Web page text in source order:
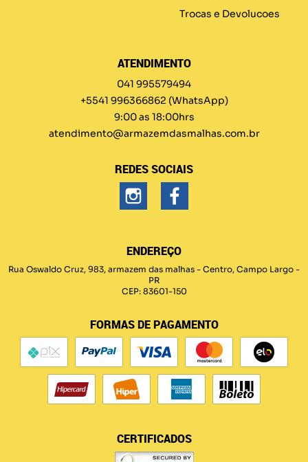
Trocas e Devolucoes
ATENDIMENTO
041 995579494
+5541 996366862 (WhatsApp)
9:00 as 18:00hrs
atendimento@armazemdasmalhas.com.br
REDES SOCIAIS
ENDEREÇO
Rua Oswaldo Cruz, 983, armazem das malhas - Centro, Campo Largo -
PR
CEP: 83601-150
FORMAS DE PAGAMENTO
CERTIFICADOS